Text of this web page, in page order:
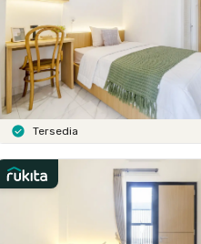
Tersedia